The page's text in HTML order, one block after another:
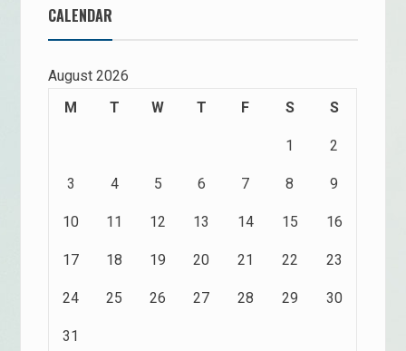
CALENDAR
August 2026
M
T W T F S S
1 2
3 4 5 6 7 8 9
10 11 12 13 14 15 16
17 18 19 20 21 22 23
24 25 26 27 28 29 30
31